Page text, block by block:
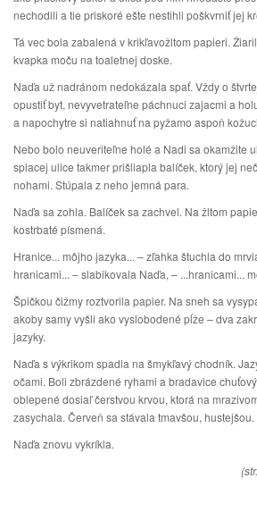
nechodili a tie priskoré ešte nestihli poškvrniť jej
Tá vec bola zabalená v krikľavožltom papieri.
kvapka moču na toaletnej doske.
Naďa už nadránom nedokázala spať. Vždy o
opustiť byt, nevyvetrateľne páchnuci zajacmi a
a napochytre si natiahnuť na pyžamo aspoň
Nebo bolo neuveriteľne holé a Nadi sa okamžite
spiacej ulice takmer prišliapla balíček, ktorý jej
nohami. Stúpala z neho jemná para.
Naďa sa zohla. Balíček sa zachvel. Na žltom
kostrbaté písmená.
Hranice... môjho jazyka... – zľahka štuchla do
hranicami... – slabikovala Naďa, – ...hranicami...
Špičkou čižmy roztvorila papier. Na sneh sa
akoby samy vyšli ako vyslobodené pĺže – dva
jazyky.
Naďa s výkrikom spadla na šmykľavý chodník.
očami. Boli zbrázdené ryhami a bradavice
oblepené dosiaľ čerstvou krvou, ktorá na
zasychala. Červeň sa stávala tmavšou, hustejšou.
Naďa znovu vykríkla.